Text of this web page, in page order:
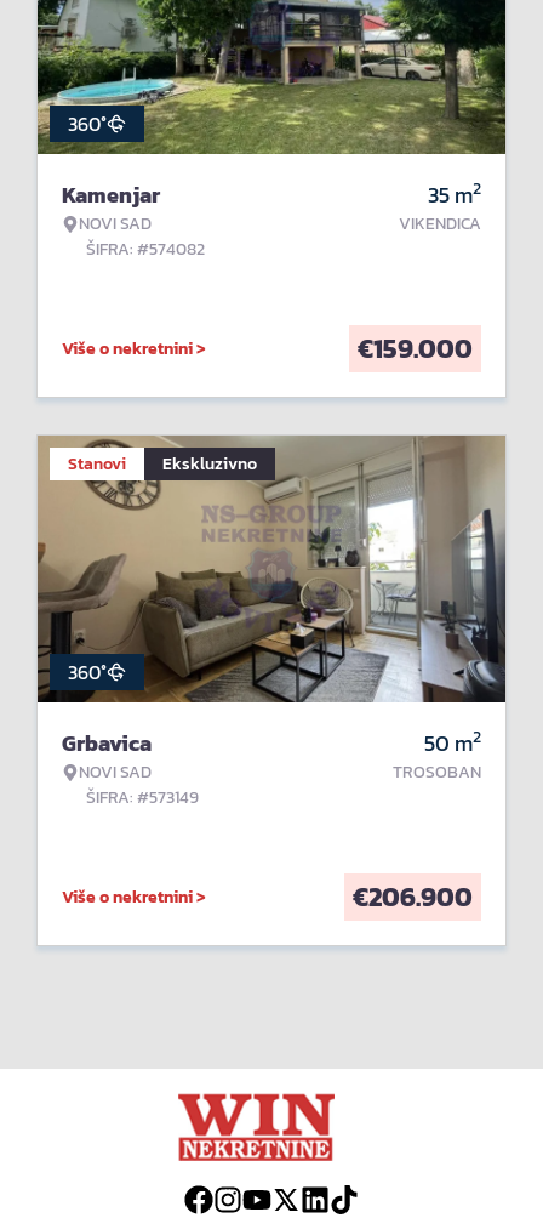
360°
Kamenjar
NOVI SAD
ŠIFRA: #574082
35m2
VIKENDICA
Više o nekretnini > €159.000
Stanovi Ekskluzivno
360°
Grbavica
NOVI SAD
ŠIFRA: #573149
50 m2
TROSOBAN
Više o nekretnini > €206.900